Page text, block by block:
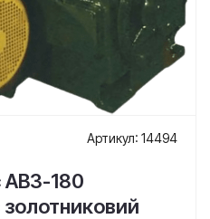
Артикул: 14494
АВЗ-180